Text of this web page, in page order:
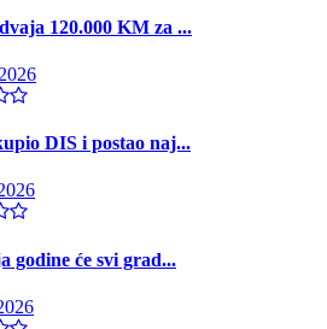
120.000 KM za ...
DIS i postao naj...
godine će svi grad...